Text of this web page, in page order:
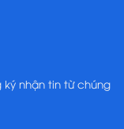
nhận tin từ chúng